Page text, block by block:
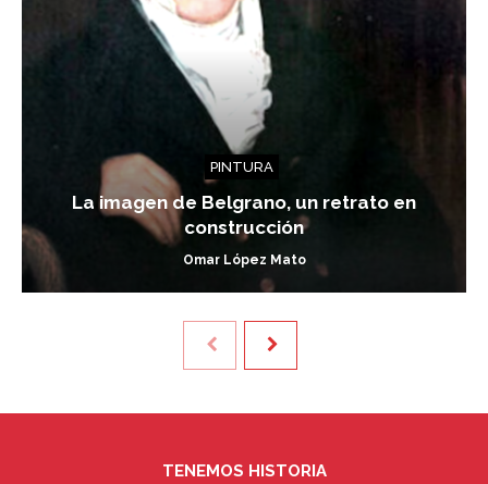
PINTURA
La imagen de Belgrano, un retrato en
construcción
Omar López Mato
TENEMOS HISTORIA